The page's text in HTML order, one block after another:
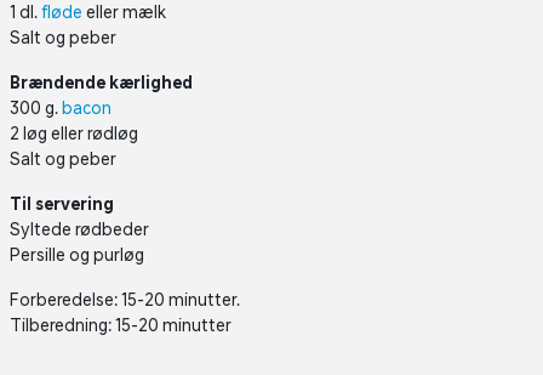
1 dl.fløde eller mælk
Salt og peber
Brændende kærlighed
300 g. bacon
2 løg eller rødløg
Salt og peber
Til servering
Syltede rødbeder
Persille og purløg
Forberedelse: 15-20 minutter.
Tilberedning: 15-20 minutter